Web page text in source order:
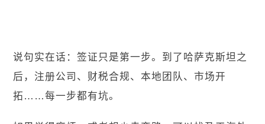
说句实在话：签证只是第一步。到了哈萨克斯坦之
后，注册公司、财税合规、本地团队、市场开
拓……每一步都有坑。